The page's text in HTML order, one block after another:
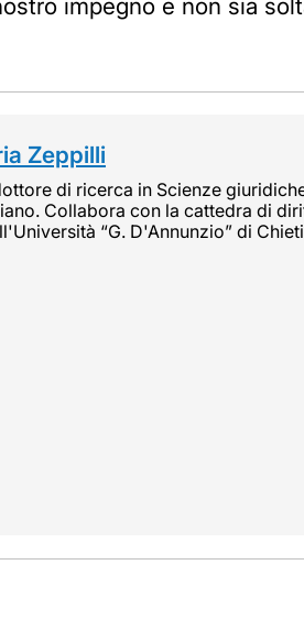
impegno e non sia
Zeppilli
di ricerca in Scienze
Collabora con la cattedra di
“G. D'Annunzio” di